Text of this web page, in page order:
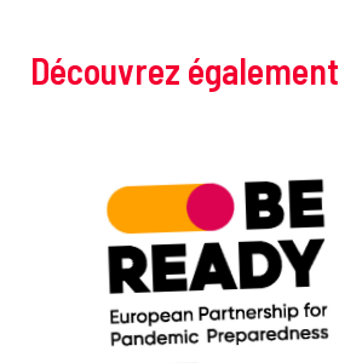
Découvrez également